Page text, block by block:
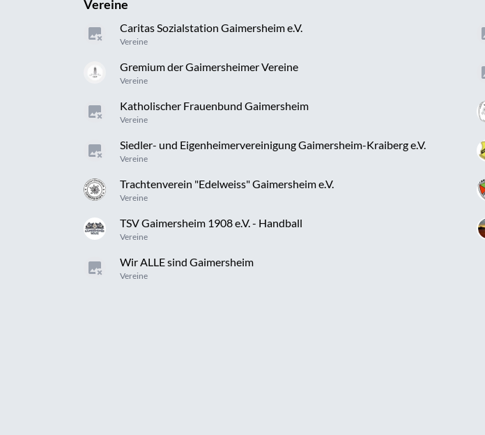
Vereine
Caritas Sozialstation Gaimersheim e.V.
Vereine
Gremium der Gaimersheimer Vereine
Vereine
Katholischer Frauenbund Gaimersheim
Vereine
Siedler- und Eigenheimervereinigung Gaimersheim-Kraiberg e.V.
Vereine
Trachtenverein "Edelweiss" Gaimersheim e.V.
Vereine
TSV Gaimersheim 1908 e.V. - Handball
Vereine
Wir ALLE sind Gaimersheim
Vereine